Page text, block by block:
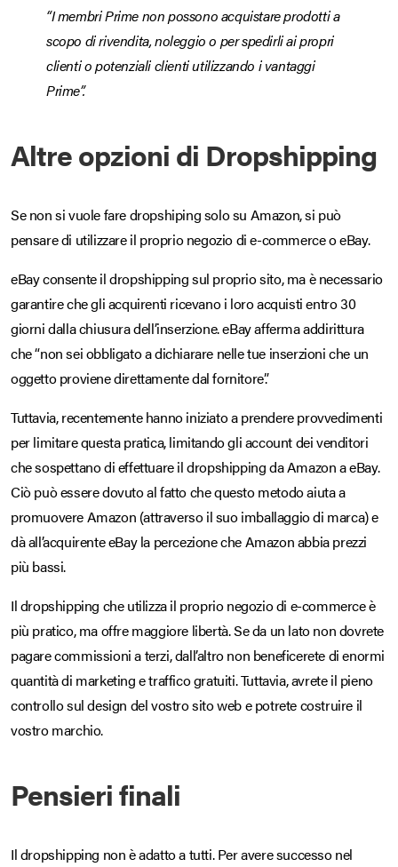
“I membri Prime non possono acquistare prodotti a
scopo di rivendita, noleggio o per spedirli ai propri
clienti o potenziali clienti utilizzando i vantaggi
Prime”.
Altre opzioni di Dropshipping
Se non si vuole fare dropshiping solo su Amazon, si può
pensare di utilizzare il proprio negozio di e-commerce o eBay.
eBay consente il dropshipping sul proprio sito, ma è necessario
garantire che gli acquirenti ricevano i loro acquisti entro 30
giorni dalla chiusura dell’inserzione. eBay afferma addirittura
che “non sei obbligato a dichiarare nelle tue inserzioni che un
oggetto proviene direttamente dal fornitore”.
Tuttavia, recentemente hanno iniziato a prendere provvedimenti
per limitare questa pratica, limitando gli account dei venditori
che sospettano di effettuare il dropshipping da Amazon a eBay.
Ciò può essere dovuto al fatto che questo metodo aiuta a
promuovere Amazon (attraverso il suo imballaggio di marca) e
dà all’acquirente eBay la percezione che Amazon abbia prezzi
più bassi.
Il dropshipping che utilizza il proprio negozio di e-commerce è
più pratico, ma offre maggiore libertà. Se da un lato non dovrete
pagare commissioni a terzi, dall’altro non beneficerete di enormi
quantità di marketing e traffico gratuiti. Tuttavia, avrete il pieno
controllo sul design del vostro sito web e potrete costruire il
vostro marchio.
Pensieri finali
Il dropshipping non è adatto a tutti. Per avere successo nel